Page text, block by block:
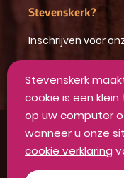
Stevenskerk?
Inschrijven voor
Algemene voorwaarden
Privacyverklaring
Stevenskerk
cookie is een
op uw computer
wanneer u onze
cookie verklaring